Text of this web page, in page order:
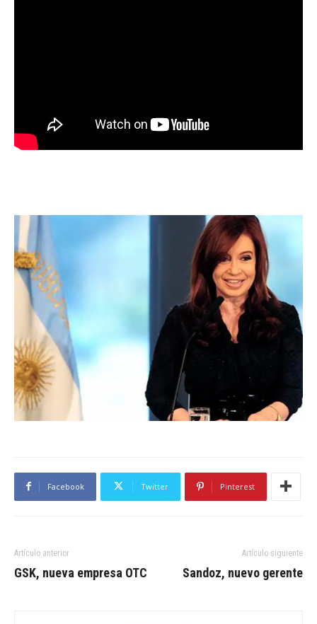
Facebook Twitter Pinterest
Artículo anterior
GSK, nueva empresa OTC
Artículo siguiente
Sandoz, nuevo gerente